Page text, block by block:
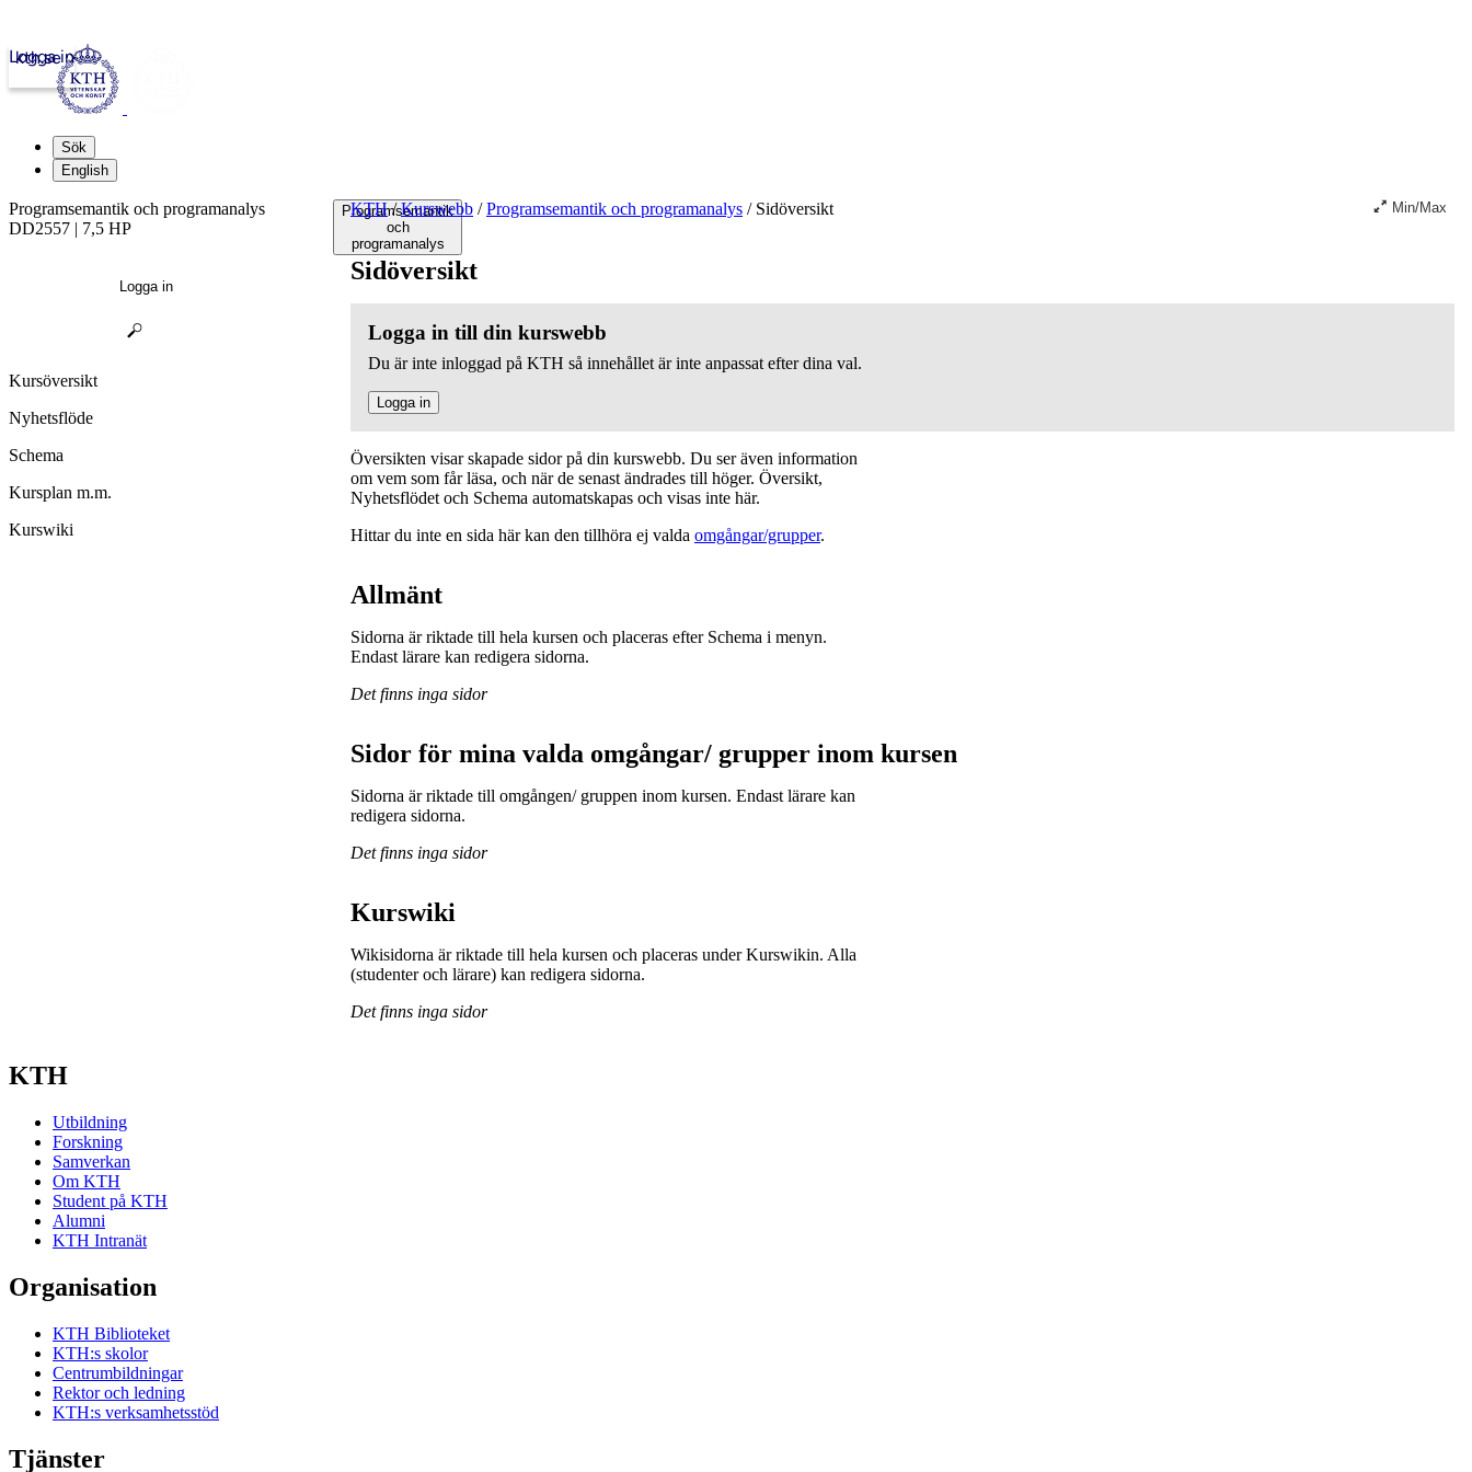
kth.se
Logga in
Sök
English
Programsemantik
och
programanalys
KTH / Kurswebb / Programsemantik och programanalys /Sidöversikt Min/Max
Sidöversikt
Logga in till din kurswebb
Du är inte inloggad på KTH så innehållet är inte anpassat efter dina val.
Logga in
Översikten visar skapade sidor på din kurswebb. Du ser även information
om vem som får läsa, och när de senast ändrades till höger. Översikt,
Nyhetsflödet och Schema automatskapas och visas inte här.
Hittar du inte en sida här kan den tillhöra ej valda omgångar/grupper.
Allmänt
Sidorna är riktade till hela kursen och placeras efter Schema i menyn.
Endast lärare kan redigera sidorna.
Det finns inga sidor
Sidor för mina valda omgångar/ grupper inom kursen
Sidorna är riktade till omgången/ gruppen inom kursen. Endast lärare kan
redigera sidorna.
Det finns inga sidor
Kurswiki
Wikisidorna är riktade till hela kursen och placeras under Kurswikin. Alla
(studenter och lärare) kan redigera sidorna.
Det finns inga sidor
Programsemantik och programanalys
DD2557 | 7,5 HP
Logga in
Kursöversikt
Nyhetsflöde
Schema
Kursplan m.m.
Kurswiki
KTH
Utbildning
Forskning
Samverkan
Om KTH
Student på KTH
Alumni
KTH Intranät
Organisation
KTH Biblioteket
KTH:s skolor
Centrumbildningar
Rektor och ledning
KTH:s verksamhetsstöd
Tjänster